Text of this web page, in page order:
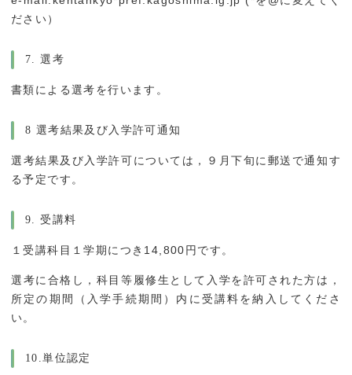
ださい）
7. 選考
書類による選考を行います。
8 選考結果及び入学許可通知
選考結果及び入学許可については，９月下旬に郵送で通知す
る予定です。
9. 受講料
１受講科目１学期につき14,800円です。
選考に合格し，科目等履修生として入学を許可された方は，
所定の期間（入学手続期間）内に受講料を納入してくださ
い。
10.単位認定